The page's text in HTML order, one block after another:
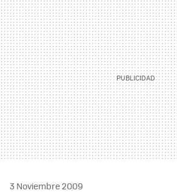
MAIL
3 Noviembre 2009